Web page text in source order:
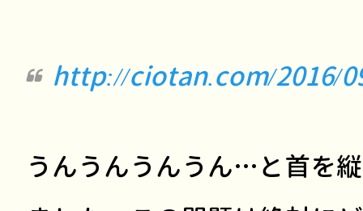
http://ciotan.com/2016/
うんうんうんうん…と首を